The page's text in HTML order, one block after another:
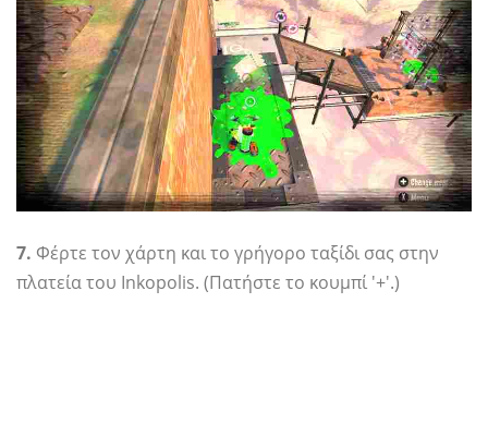
7. Φέρτε τον χάρτη και το γρήγορο ταξίδι σας στην
πλατεία του Inkopolis. (Πατήστε το κουμπί '+'.)